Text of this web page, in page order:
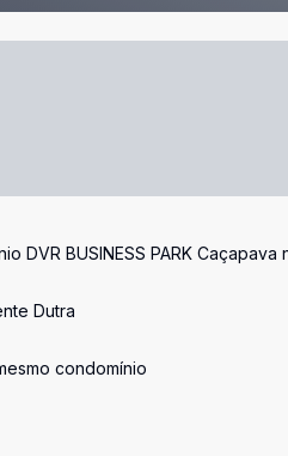
DVR BUSINESS PARK
Dutra
condomínio